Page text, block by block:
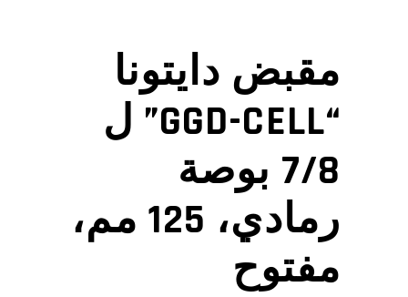
مقبض دايتونا
“GGD-CELL” ل
7/8 بوصة
رمادي، 125 مم،
مفتوح